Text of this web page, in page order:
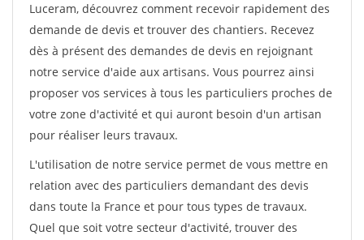
Luceram, découvrez comment recevoir rapidement des
demande de devis et trouver des chantiers. Recevez
dès à présent des demandes de devis en rejoignant
notre service d'aide aux artisans. Vous pourrez ainsi
proposer vos services à tous les particuliers proches de
votre zone d'activité et qui auront besoin d'un artisan
pour réaliser leurs travaux.
L'utilisation de notre service permet de vous mettre en
relation avec des particuliers demandant des devis
dans toute la France et pour tous types de travaux.
Quel que soit votre secteur d'activité, trouver des